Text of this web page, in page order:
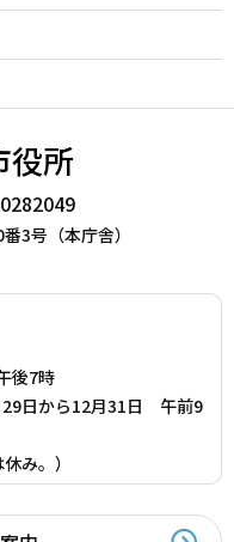
役所
3号（本庁舎）
後7時
29日から12月31日 午前9
み。）